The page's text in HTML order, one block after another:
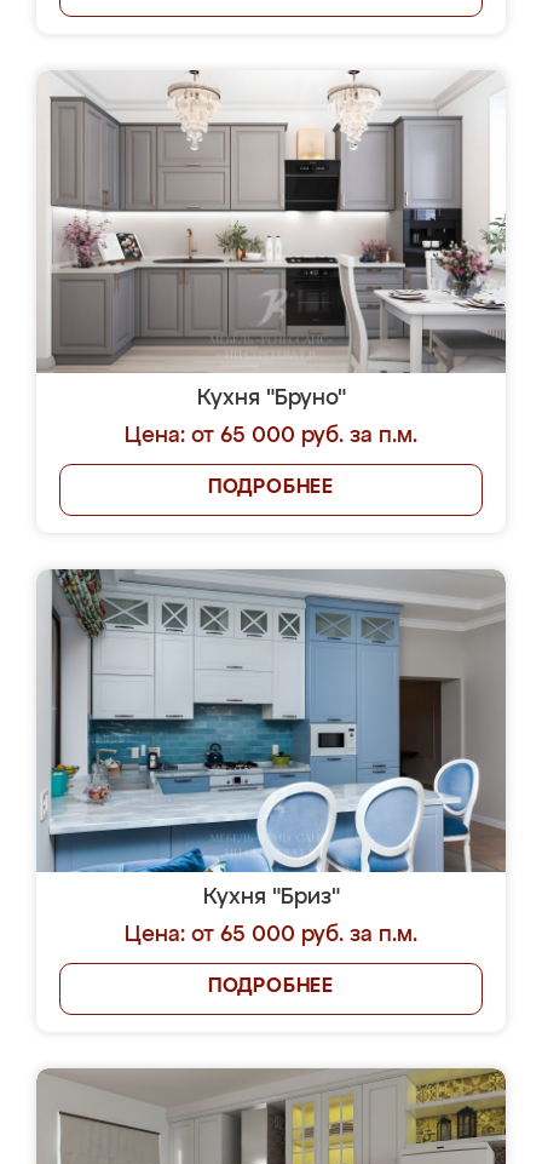
Кухня "Бруно"
Цена: от 65 000 руб. за п.м.
ПОДРОБНЕЕ
Кухня "Бриз"
Цена: от 65 000 руб. за п.м.
ПОДРОБНЕЕ